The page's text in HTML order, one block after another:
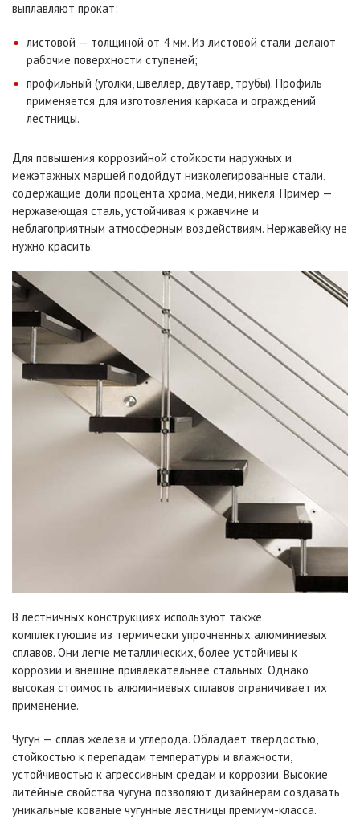
выплавляют прокат:
листовой — толщиной от 4 мм. Из листовой стали делают
рабочие поверхности ступеней;
профильный (уголки, швеллер, двутавр, трубы). Профиль
применяется для изготовления каркаса и ограждений
лестницы.
Для повышения коррозийной стойкости наружных и
межэтажных маршей подойдут низколегированные стали,
содержащие доли процента хрома, меди, никеля. Пример —
нержавеющая сталь, устойчивая к ржавчине и
неблагоприятным атмосферным воздействиям. Нержавейку не
нужно красить.
В лестничных конструкциях используют также
комплектующие из термически упрочненных алюминиевых
сплавов. Они легче металлических, более устойчивы к
коррозии и внешне привлекательнее стальных. Однако
высокая стоимость алюминиевых сплавов ограничивает их
применение.
Чугун — сплав железа и углерода. Обладает твердостью,
стойкостью к перепадам температуры и влажности,
устойчивостью к агрессивным средам и коррозии. Высокие
литейные свойства чугуна позволяют дизайнерам создавать
уникальные кованые чугунные лестницы премиум-класса.